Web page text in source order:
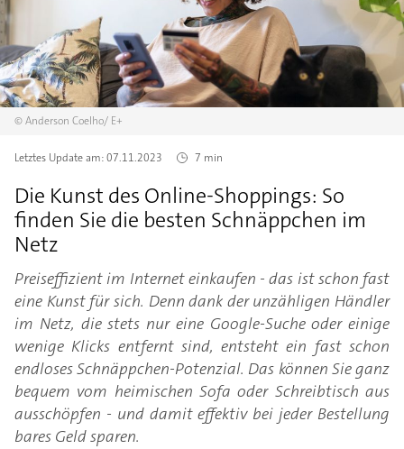
©Anderson Coelho/ E+
Letztes Update am:07.11.2023 7 min
Die Kunst des Online-Shoppings: So
finden Sie die besten Schnäppchen im
Netz
Preiseffizient im Internet einkaufen - das ist schon fast
eine Kunst für sich. Denn dank der unzähligen Händler
im Netz, die stets nur eine Google-Suche oder einige
wenige Klicks entfernt sind, entsteht ein fast schon
endloses Schnäppchen-Potenzial. Das können Sie ganz
bequem vom heimischen Sofa oder Schreibtisch aus
ausschöpfen - und damit effektiv bei jeder Bestellung
bares Geld sparen.